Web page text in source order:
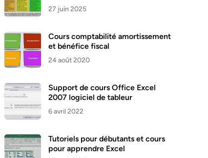
27 juin 2025
Cours comptabilité amortissement
et bénéfice fiscal
24 août 2020
Support de cours Office Excel
2007 logiciel de tableur
6 avril 2022
Tutoriels pour débutants et cours
pour apprendre Excel